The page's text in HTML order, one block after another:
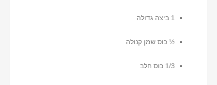
1 ביצה גדולה
½ כוס שמן קנולה
1/3 כוס חלב